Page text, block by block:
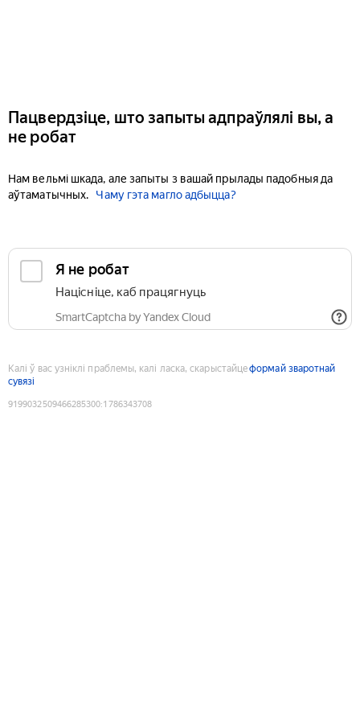
Пацвердзіце, што запыты адпраўлялі вы, а
не робат
Нам вельмі шкада, але запыты з вашай прылады падобныя да
аўтаматычных.
Чаму гэта магло адбыцца?
Я не робат
Націсніце, каб працягнуць
SmartCaptcha by Yandex Cloud
Калі ў вас узніклі праблемы, калі ласка, скарыстайцеформай зваротнай
сувязі
9199032509466285300:1786343708